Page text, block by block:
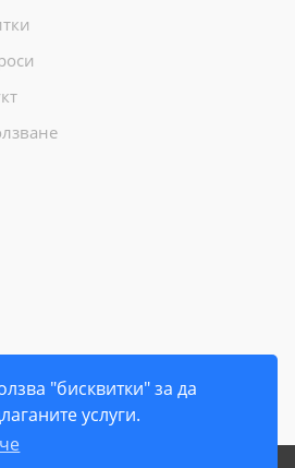
"бисквитки" за да
услуги.